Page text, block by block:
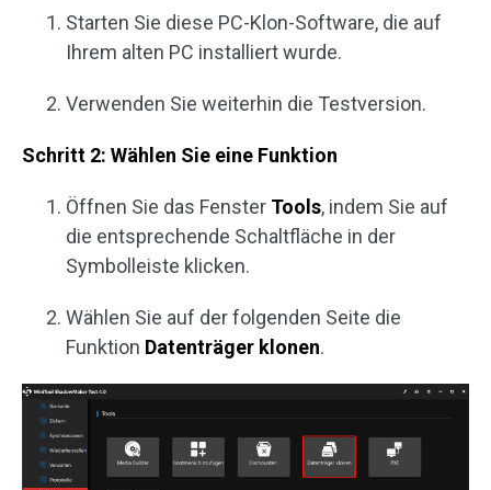
Starten Sie diese PC-Klon-Software, die auf
Ihrem alten PC installiert wurde.
Verwenden Sie weiterhin die Testversion.
Schritt 2: Wählen Sie eine Funktion
Öffnen Sie das Fenster Tools, indem Sie auf
die entsprechende Schaltfläche in der
Symbolleiste klicken.
Wählen Sie auf der folgenden Seite die
Funktion Datenträger klonen.